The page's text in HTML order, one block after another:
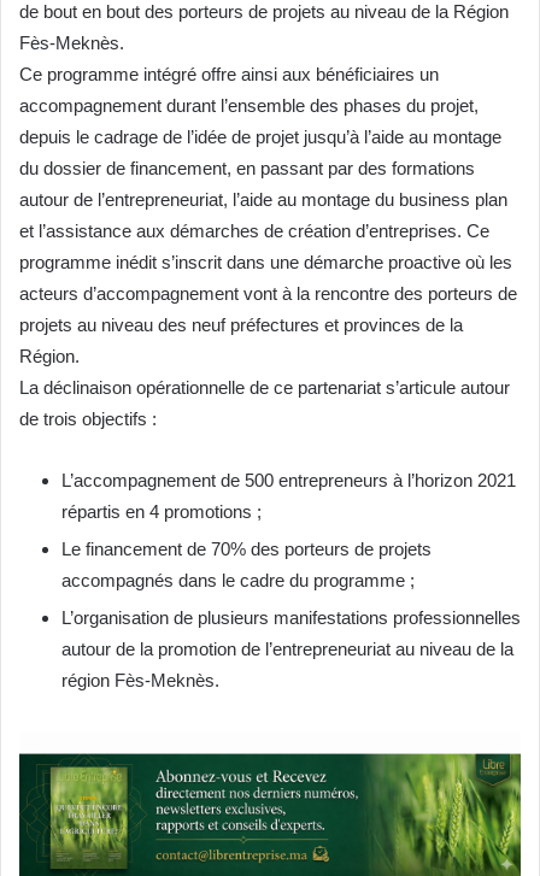
de bout en bout des porteurs de projets au niveau de la Région
Fès-Meknès.
Ce programme intégré offre ainsi aux bénéficiaires un
accompagnement durant l’ensemble des phases du projet,
depuis le cadrage de l’idée de projet jusqu’à l’aide au montage
du dossier de financement, en passant par des formations
autour de l’entrepreneuriat, l’aide au montage du business plan
et l’assistance aux démarches de création d’entreprises. Ce
programme inédit s’inscrit dans une démarche proactive où les
acteurs d’accompagnement vont à la rencontre des porteurs de
projets au niveau des neuf préfectures et provinces de la
Région.
La déclinaison opérationnelle de ce partenariat s’articule autour
de trois objectifs :
L’accompagnement de 500 entrepreneurs à l’horizon 2021
répartis en 4 promotions ;
Le financement de 70% des porteurs de projets
accompagnés dans le cadre du programme ;
L’organisation de plusieurs manifestations professionnelles
autour de la promotion de l’entrepreneuriat au niveau de la
région Fès-Meknès.